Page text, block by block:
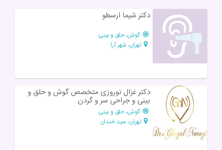
دکتر شیما ارسطو
گوش، حلق و بینی
تهران، شهر آرا
دکتر غزال نوروزی متخصص گوش و حلق و
بینی و جراحی سر و گردن
گوش، حلق و بینی
تهران، سید خندان